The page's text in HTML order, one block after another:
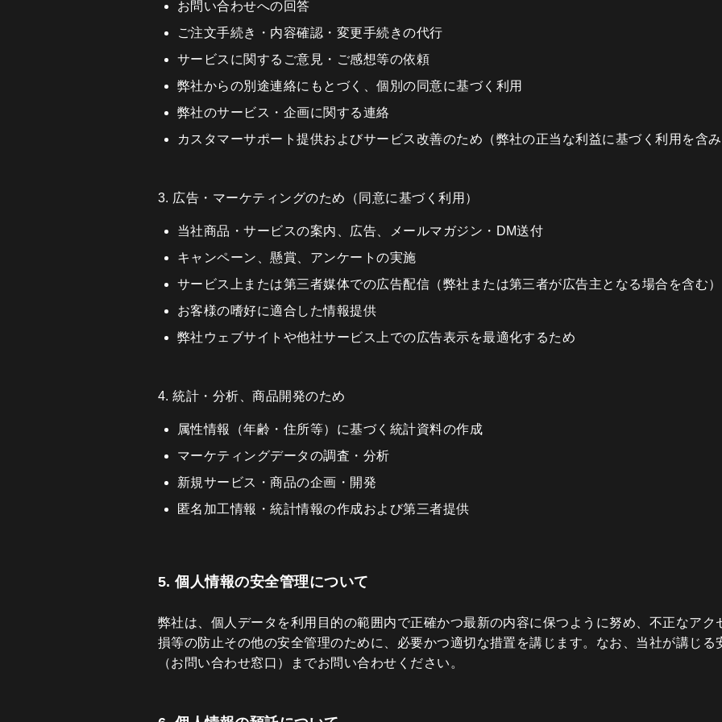
お問い合わせへの回答
ご注文手続き・内容確認・変更手続きの代行
サービスに関するご意見・ご感想等の依頼
弊社からの別途連絡にもとづく、個別の同意に基づく利用
弊社のサービス・企画に関する連絡
カスタマーサポート提供およびサービス改善のため（弊社の正当な利益に基づく利用を含
3. 広告・マーケティングのため（同意に基づく利用）
当社商品・サービスの案内、広告、メールマガジン・DM送付
キャンペーン、懸賞、アンケートの実施
サービス上または第三者媒体での広告配信（弊社または第三者が広告主となる場合を含む）
お客様の嗜好に適合した情報提供
弊社ウェブサイトや他社サービス上での広告表示を最適化するため
4. 統計・分析、商品開発のため
属性情報（年齢・住所等）に基づく統計資料の作成
マーケティングデータの調査・分析
新規サービス・商品の企画・開発
匿名加工情報・統計情報の作成および第三者提供
5. 個人情報の安全管理について
弊社は、個人データを利用目的の範囲内で正確かつ最新の内容に保つように努め、不正なア
損等の防止その他の安全管理のために、必要かつ適切な措置を講じます。なお、当社が講じ
（お問い合わせ窓口）までお問い合わせください。